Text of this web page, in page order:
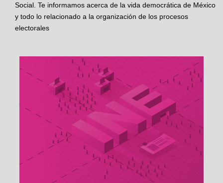
Social. Te informamos acerca de la vida democrática de México
y todo lo relacionado a la organización de los procesos
electorales